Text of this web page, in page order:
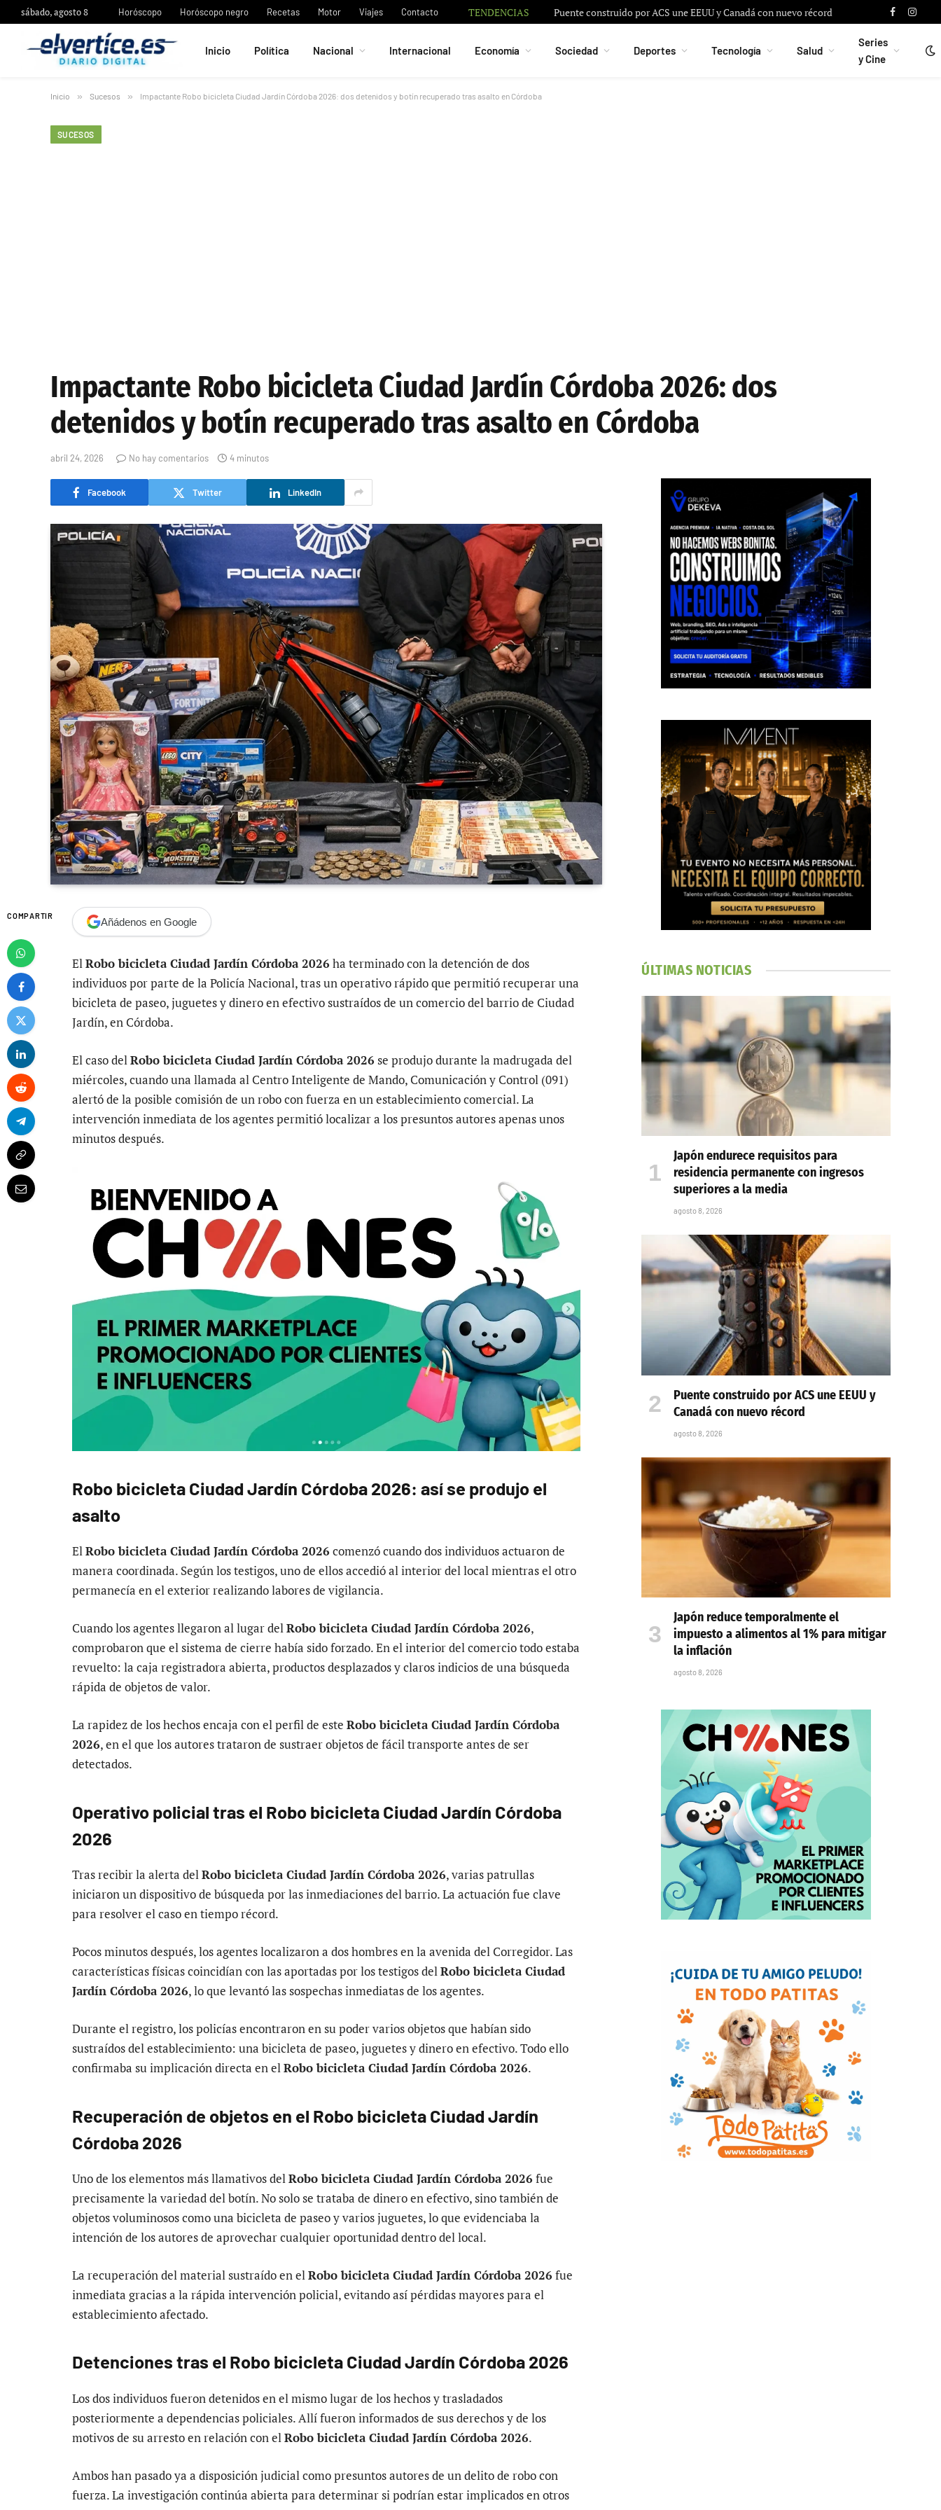
sábado, agosto 8 Horóscopo Horóscopo negro Recetas Motor Viajes Contacto TENDENCIAS Puente construido por ACS une EEUU y Canadá con nuevo récord Facebook
Inicio Política Nacional Internacional Economía Sociedad Deportes Tecnología Salud
Series
y Cine
Inicio » Sucesos » Impactante Robo bicicleta Ciudad Jardín Córdoba 2026: dos detenidos y botín recuperado tras asalto en Córdoba
SUCESOS
Impactante Robo bicicleta Ciudad Jardín Córdoba 2026: dos
detenidos y botín recuperado tras asalto en Córdoba
abril 24, 2026 No hay comentarios 4 minutos
Facebook Twitter LinkedIn
COMPARTIR Añádenos en Google
ElRobo bicicleta Ciudad Jardín Córdoba 2026 ha terminado con la detención de dos
individuos por parte de la Policía Nacional, tras un operativo rápido que permitió recuperar una
bicicleta de paseo, juguetes y dinero en efectivo sustraídos de un comercio del barrio de Ciudad
Jardín, en Córdoba.
El caso delRobo bicicleta Ciudad Jardín Córdoba 2026 se produjo durante la madrugada del
miércoles, cuando una llamada al Centro Inteligente de Mando, Comunicación y Control (091)
alertó de la posible comisión de un robo con fuerza en un establecimiento comercial. La
intervención inmediata de los agentes permitió localizar a los presuntos autores apenas unos
minutos después.
Robo bicicleta Ciudad Jardín Córdoba 2026: así se produjo el
asalto
ElRobo bicicleta Ciudad Jardín Córdoba 2026 comenzó cuando dos individuos actuaron de
manera coordinada. Según los testigos, uno de ellos accedió al interior del local mientras el otro
permanecía en el exterior realizando labores de vigilancia.
Cuando los agentes llegaron al lugar delRobo bicicleta Ciudad Jardín Córdoba 2026,
comprobaron que el sistema de cierre había sido forzado. En el interior del comercio todo estaba
revuelto: la caja registradora abierta, productos desplazados y claros indicios de una búsqueda
rápida de objetos de valor.
La rapidez de los hechos encaja con el perfil de este Robo bicicleta Ciudad Jardín Córdoba
2026, en el que los autores trataron de sustraer objetos de fácil transporte antes de ser
detectados.
Operativo policial tras el Robo bicicleta Ciudad Jardín Córdoba
2026
Tras recibir la alerta delRobo bicicleta Ciudad Jardín Córdoba 2026, varias patrullas
iniciaron un dispositivo de búsqueda por las inmediaciones del barrio. La actuación fue clave
para resolver el caso en tiempo récord.
Pocos minutos después, los agentes localizaron a dos hombres en la avenida del Corregidor. Las
características físicas coincidían con las aportadas por los testigos delRobo bicicleta Ciudad
Jardín Córdoba 2026, lo que levantó las sospechas inmediatas de los agentes.
Durante el registro, los policías encontraron en su poder varios objetos que habían sido
sustraídos del establecimiento: una bicicleta de paseo, juguetes y dinero en efectivo. Todo ello
confirmaba su implicación directa en elRobo bicicleta Ciudad Jardín Córdoba 2026.
Recuperación de objetos en el Robo bicicleta Ciudad Jardín
Córdoba 2026
Uno de los elementos más llamativos delRobo bicicleta Ciudad Jardín Córdoba 2026 fue
precisamente la variedad del botín. No solo se trataba de dinero en efectivo, sino también de
objetos voluminosos como una bicicleta de paseo y varios juguetes, lo que evidenciaba la
intención de los autores de aprovechar cualquier oportunidad dentro del local.
La recuperación del material sustraído en elRobo bicicleta Ciudad Jardín Córdoba 2026 fue
inmediata gracias a la rápida intervención policial, evitando así pérdidas mayores para el
establecimiento afectado.
Detenciones tras el Robo bicicleta Ciudad Jardín Córdoba 2026
Los dos individuos fueron detenidos en el mismo lugar de los hechos y trasladados
posteriormente a dependencias policiales. Allí fueron informados de sus derechos y de los
motivos de su arresto en relación con el Robo bicicleta Ciudad Jardín Córdoba 2026.
Ambos han pasado ya a disposición judicial como presuntos autores de un delito de robo con
fuerza. La investigación continúa abierta para determinar si podrían estar implicados en otros
ÚLTIMAS NOTICIAS
Japón endurece requisitos para
residencia permanente con ingresos
superiores a la media
agosto 8, 2026
Puente construido por ACS une EEUU y
Canadá con nuevo récord
agosto 8, 2026
Japón reduce temporalmente el
impuesto a alimentos al 1% para mitigar
la inflación
agosto 8, 2026